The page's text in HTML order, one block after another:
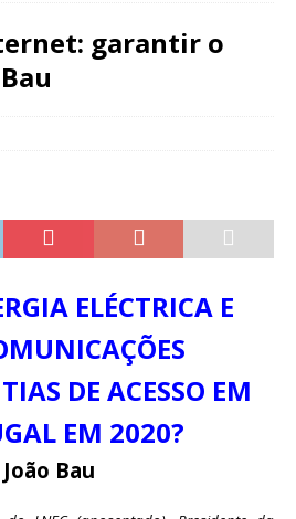
garantir o
ELÉCTRICA E
DE ACESSO EM
EM 2020?
João Bau